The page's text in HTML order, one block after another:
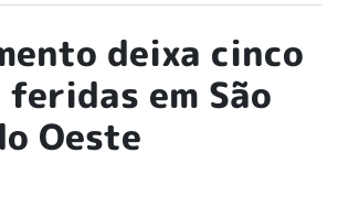
deixa cinco
feridas em São
Oeste